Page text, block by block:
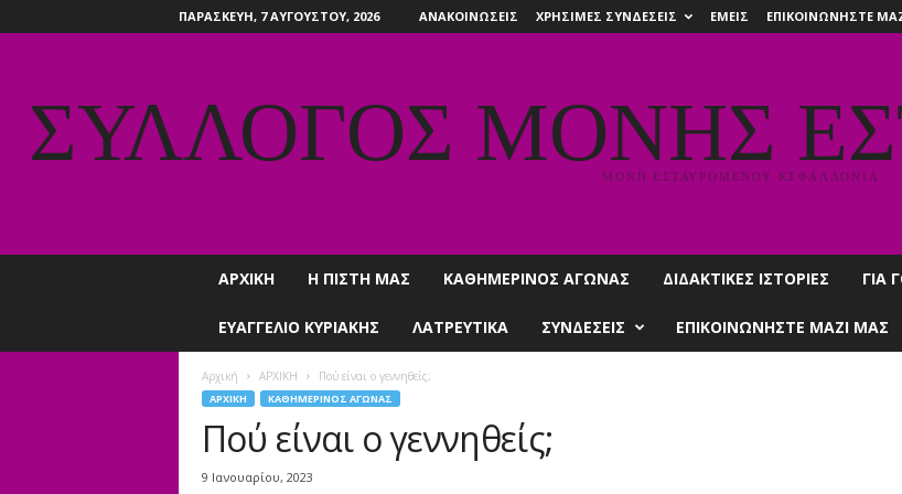
ΠΑΡΑΣΚΕΥΉ, 7 ΑΥΓΟΎΣΤΟΥ, 2026 ΑΝΑΚΟΙΝΩΣΕΙΣ ΧΡΗΣΙΜΕΣ ΣΥΝΔΕΣΕΙΣ ΕΜΕΙΣ ΕΠΙΚΟΙΝΩΝΗΣΤΕ
ΣΥΛΛΟΓΟΣ ΜΟΝΗΣ
ΜΟΝΗ ΕΣΤΑΥΡΟΜΕΝΟΥ ΚΕΦΑΛΛΟΝΙΑ
ΑΡΧΙΚΗ Η ΠΙΣΤΗ ΜΑΣ ΚΑΘΗΜΕΡΙΝΟΣ ΑΓΩΝΑΣ ΔΙΔΑΚΤΙΚΕΣ ΙΣΤΟΡΙΕΣ ΓΙΑ
ΕΥΑΓΓΕΛΙΟ ΚΥΡΙΑΚΗΣ ΛΑΤΡΕΥΤΙΚΑ ΣΥΝΔΕΣΕΙΣ ΕΠΙΚΟΙΝΩΝΗΣΤΕ ΜΑΖΙ ΜΑΣ
Αρχική ΑΡΧΙΚΗ Πού είναι ο γεννηθείς;
ΑΡΧΙΚΗ ΚΑΘΗΜΕΡΙΝΟΣ ΑΓΩΝΑΣ
Πού είναι ο γεννηθείς;
9 Ιανουαρίου, 2023